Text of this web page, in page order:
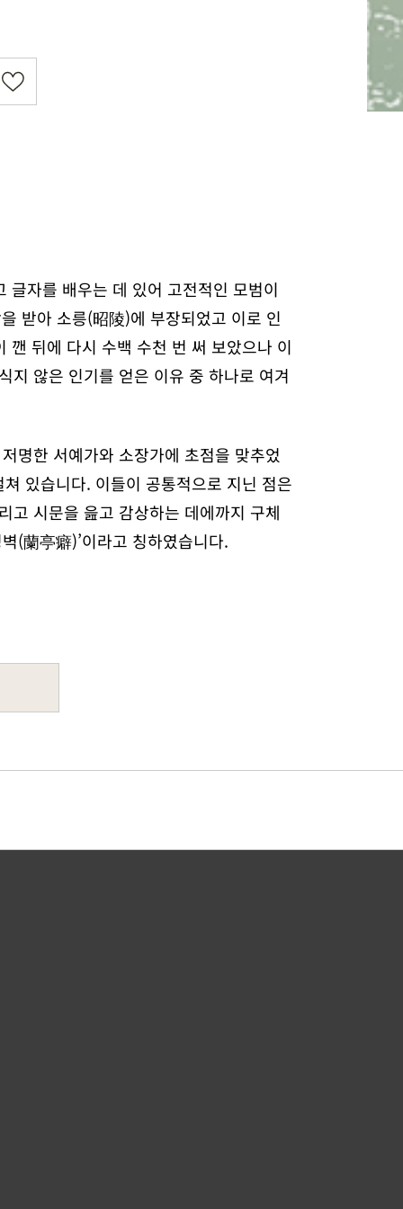
글자를 배우는 데 있어 고전적인 모범이
받아 소릉(昭陵)에 부장되었고 이로 인
뒤에 다시 수백 수천 번 써 보았으나 이
지 않은 인기를 얻은 이유 중 하나로 여겨
명한 서예가와 소장가에 초점을 맞추었
있습니다. 이들이 공통적으로 지닌 점은
고 시문을 읊고 감상하는 데에까지 구체
(蘭亭癖)’이라고 칭하였습니다.